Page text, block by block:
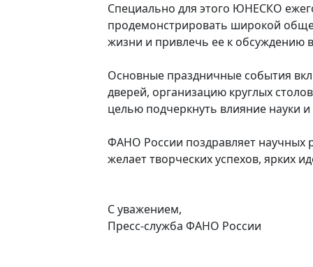
Специально для этого ЮНЕСКО
продемонстрировать широкой
жизни и привлечь ее к обсуждению
Основные праздничные события
дверей, организацию круглых
целью подчеркнуть влияние науки
ФАНО России поздравляет научных
желает творческих успехов, ярких
С уважением,
Пресс-служба ФАНО России